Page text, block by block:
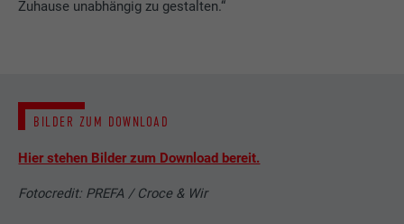
Zuhause unabhängig zu gestalten.“
BILDER ZUM DOWNLOAD
Hier stehen Bilder zum Download bereit.
Fotocredit: PREFA / Croce & Wir